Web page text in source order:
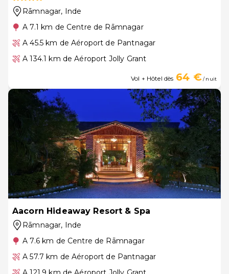
Rāmnagar, Inde
A 7.1 km de Centre de Rāmnagar
A 45.5 km de Aéroport de Pantnagar
A 134.1 km de Aéroport Jolly Grant
Vol + Hôtel dès 64 €/ nuit
Aacorn Hideaway Resort & Spa
Rāmnagar, Inde
A 7.6 km de Centre de Rāmnagar
A 57.7 km de Aéroport de Pantnagar